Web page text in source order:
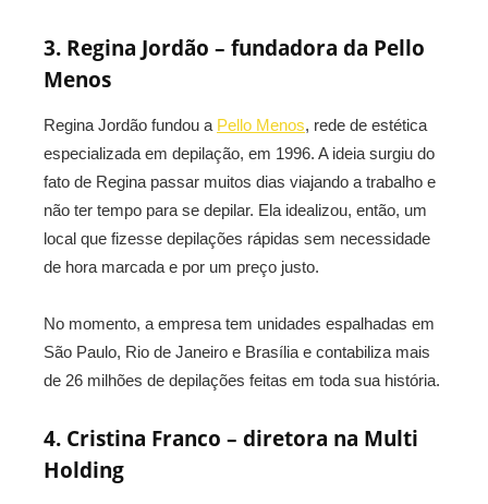
3. Regina Jordão – fundadora da Pello
Menos
Regina Jordão fundou a Pello Menos, rede de estética
especializada em depilação, em 1996. A ideia surgiu do
fato de Regina passar muitos dias viajando a trabalho e
não ter tempo para se depilar. Ela idealizou, então, um
local que fizesse depilações rápidas sem necessidade
de hora marcada e por um preço justo.
No momento, a empresa tem unidades espalhadas em
São Paulo, Rio de Janeiro e Brasília e contabiliza mais
de 26 milhões de depilações feitas em toda sua história.
4. Cristina Franco – diretora na Multi
Holding